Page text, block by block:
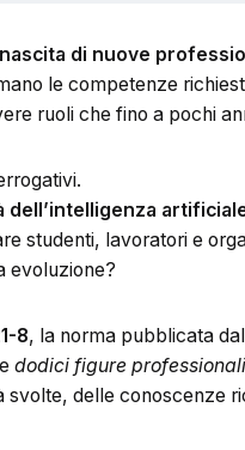
nascita di nuove
le competenze
ruoli che fino a pochi
studenti, lavoratori e
evoluzione?
8, la norma pubblicata
dodici figure
delle conoscenze